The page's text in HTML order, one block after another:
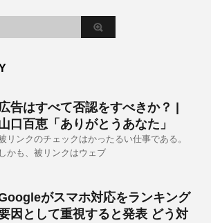
告はすべて否認をすべきか？ |
口百恵「ありがとうあなた」
リンクのチェックはかったるい仕事である。
しかも、被リンクはウェブ
がスマホ対応をランキング
因として重視すると発表 どう対